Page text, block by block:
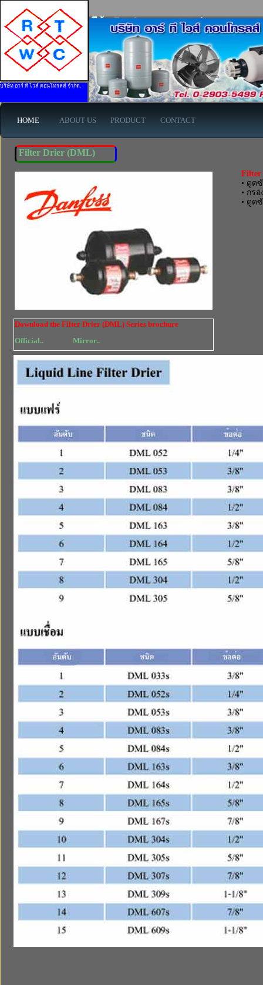
Filter Drier (DML) ยี่ห้อ Danfoss - www.rtwises.com
บริษัท อาร์ ที ไวส์ คอนโทรลส์ จำกัด.
HOME ABOUT US PRODUCT CONTACT
Filter Drier (DML)
Filter
• ดูด
• กร
• ดูด
Download the Filter Drier (DML) Series brochure
Official..
Mirror..